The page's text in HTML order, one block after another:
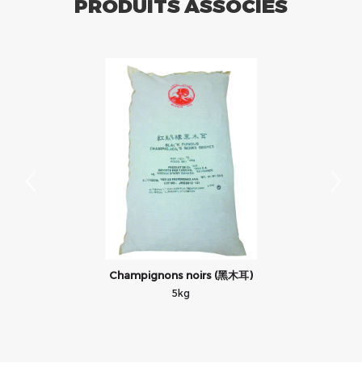
PRODUITS ASSOCIÉS
Champignons noirs (黑木耳)
5kg